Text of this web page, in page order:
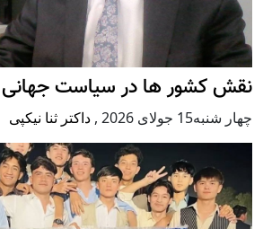
نقش کشور ها در سیاست جهانی
چهار شنبه15 جولای 2026 , داکتر ثنا نیکپی